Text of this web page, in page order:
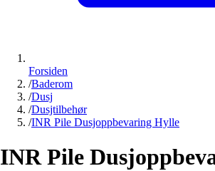
Forsiden
/Baderom
/Dusj
/Dusjtilbehør
/INR Pile Dusjoppbevaring Hylle
INR Pile